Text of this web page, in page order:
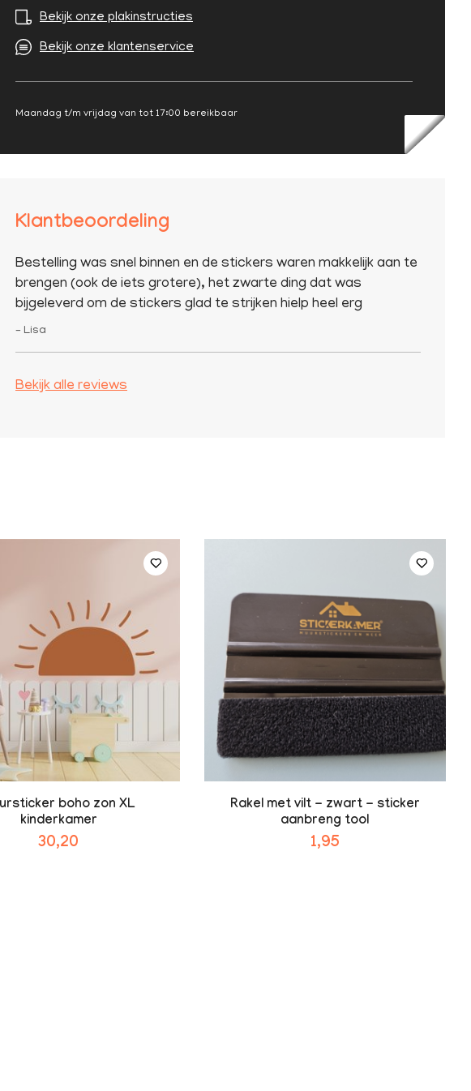
Bekijk onze plakinstructies
Bekijk onze klantenservice
Maandag t/m vrijdag van tot 17:00 bereikbaar
Klantbeoordeling
Bestelling was snel binnen en de stickers waren makkelijk aan te
brengen (ook de iets grotere), het zwarte ding dat was
bijgeleverd om de stickers glad te strijken hielp heel erg
– Lisa
Bekijk alle reviews
boho zon XL
kinderkamer
30,20
Rakel met vilt - zwart - sticker
aanbreng tool
1,95